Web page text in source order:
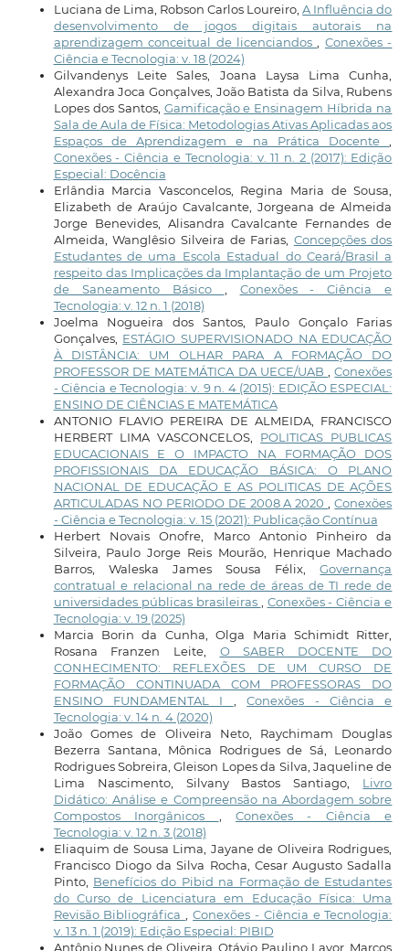
Luciana de Lima, Robson Carlos Loureiro,A Influência do
desenvolvimento de jogos digitais autorais na
aprendizagem conceitual de licenciandos
Conexões -
Ciência e Tecnologia: v. 18 (2024)
Gilvandenys Leite Sales, Joana Laysa Lima Cunha,
Alexandra Joca Gonçalves, João Batista da Silva, Rubens
Lopes dos Santos, Gamificação e Ensinagem Híbrida na
Sala de Aula de Física: Metodologias Ativas Aplicadas aos
Espaços de Aprendizagem e na Prática Docente
Conexões - Ciência e Tecnologia: v. 11 n. 2 (2017): Edição
Especial: Docência
Erlândia Marcia Vasconcelos, Regina Maria de Sousa,
Elizabeth de Araújo Cavalcante, Jorgeana de Almeida
Jorge Benevides, Alisandra Cavalcante Fernandes de
Almeida, Wanglêsio Silveira de Farias, Concepções dos
Estudantes de uma Escola Estadual do Ceará/Brasil a
respeito das Implicações da Implantação de um Projeto
de Saneamento Básico
Conexões - Ciência e
Tecnologia: v. 12 n. 1 (2018)
Joelma Nogueira dos Santos, Paulo Gonçalo Farias
Gonçalves, ESTÁGIO SUPERVISIONADO NA EDUCAÇÃO
À DISTÂNCIA: UM OLHAR PARA A FORMAÇÃO DO
PROFESSOR DE MATEMÁTICA DA UECE/UAB
,Conexões
- Ciência e Tecnologia: v. 9 n. 4 (2015): EDIÇÃO ESPECIAL:
ENSINO DE CIÊNCIAS E MATEMÁTICA
ANTONIO FLAVIO PEREIRA DE ALMEIDA, FRANCISCO
HERBERT LIMA VASCONCELOS, POLITICAS PUBLICAS
EDUCACIONAIS E O IMPACTO NA FORMAÇÃO DOS
PROFISSIONAIS DA EDUCAÇÃO BÁSICA: O PLANO
NACIONAL DE EDUCAÇÃO E AS POLITICAS DE AÇÕES
ARTICULADAS NO PERIODO DE 2008 A 2020
,Conexões
- Ciência e Tecnologia: v. 15 (2021): Publicação Contínua
Herbert Novais Onofre, Marco Antonio Pinheiro da
Silveira, Paulo Jorge Reis Mourão, Henrique Machado
Barros, Waleska James Sousa Félix,Governança
contratual e relacional na rede de áreas de TI rede de
universidades públicas brasileiras
Conexões - Ciência e
Tecnologia: v. 19 (2025)
Marcia Borin da Cunha, Olga Maria Schimidt Ritter,
Rosana Franzen Leite, O SABER DOCENTE DO
CONHECIMENTO: REFLEXÕES DE UM CURSO DE
FORMAÇÃO CONTINUADA COM PROFESSORAS DO
ENSINO FUNDAMENTAL I
,Conexões - Ciência e
Tecnologia: v. 14 n. 4 (2020)
João Gomes de Oliveira Neto, Raychimam Douglas
Bezerra Santana, Mônica Rodrigues de Sá, Leonardo
Rodrigues Sobreira, Gleison Lopes da Silva, Jaqueline de
Lima Nascimento, Silvany Bastos Santiago, Livro
Didático: Análise e Compreensão na Abordagem sobre
Compostos Inorgânicos
,Conexões - Ciência e
Tecnologia: v. 12 n. 3 (2018)
Eliaquim de Sousa Lima, Jayane de Oliveira Rodrigues,
Francisco Diogo da Silva Rocha, Cesar Augusto Sadalla
Pinto, Benefícios do Pibid na Formação de Estudantes
do Curso de Licenciatura em Educação Física: Uma
Revisão Bibliográfica
,Conexões - Ciência e Tecnologia:
v. 13 n. 1 (2019): Edição Especial: PIBID
Antônio Nunes de Oliveira, Otávio Paulino Lavor, Marcos